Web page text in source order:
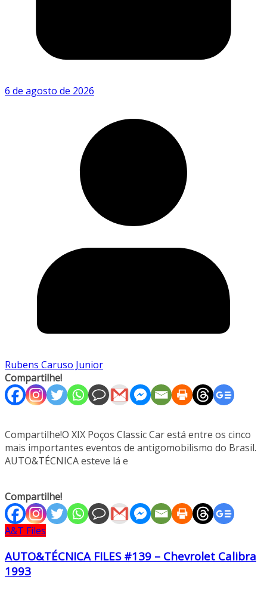
6 de agosto de 2026
Rubens Caruso Junior
Compartilhe!
Compartilhe!O XIX Poços Classic Car está entre os cinco
mais importantes eventos de antigomobilismo do Brasil.
AUTO&TÉCNICA esteve lá e
Compartilhe!
A&T Files
AUTO&TÉCNICA FILES #139 – Chevrolet Calibra
1993